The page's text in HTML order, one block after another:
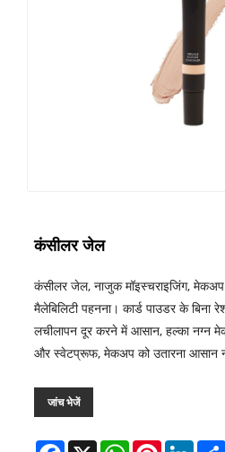
कंसीलर जेल
कंसीलर जेल, नाजुक मॉइस्चराइजिंग,
मैलेबिलिटी पहनना। कार्ड पाउडर के बिना
लचीलापन दूर करने में आसान, हल्का नग्न
और स्वेटप्रूफ, मेकअप को उतारना आसान
जांच भेजें
Facebook
X WhatsAppPinterest